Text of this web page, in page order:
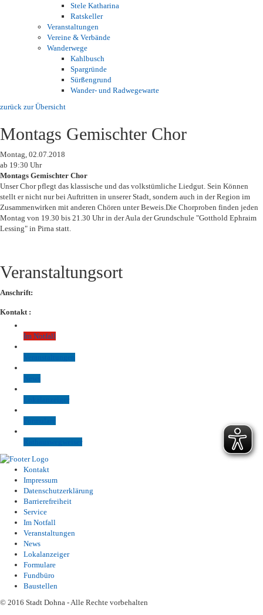
Stele Katharina
Ratskeller
Veranstaltungen
Vereine & Verbände
Wanderwege
Kahlbusch
Spargründe
Sürßengrund
Wander- und Radwegewarte
zurück zur Übersicht
Montags Gemischter Chor
Montag, 02.07.2018
ab 19:30 Uhr
Montags Gemischter Chor
Unser Chor pflegt das klassische und das volkstümliche Liedgut. Sein Können
stellt er nicht nur bei Auftritten in unserer Stadt, sondern auch in der Region im
Zusammenwirken mit anderen Chören unter Beweis. Die Chorproben finden jeden
Montag von 19.30 bis 21.30 Uhr in der Aula der Grundschule "Gotthold Ephraim
Lessing" in Pirna statt.
Veranstaltungsort
Anschrift:
Kontakt :
Im Notfall
Kontakt
Impressum
Datenschutzerklärung
Barrierefreiheit
Service
Im Notfall
Veranstaltungen
News
Lokalanzeiger
Formulare
Fundbüro
Baustellen
© 2016 Stadt Dohna - Alle Rechte vorbehalten